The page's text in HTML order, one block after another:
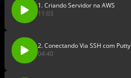
1. Criando Servidor na AWS
11:03
2. Conectando Via SSH com Putty
04:40